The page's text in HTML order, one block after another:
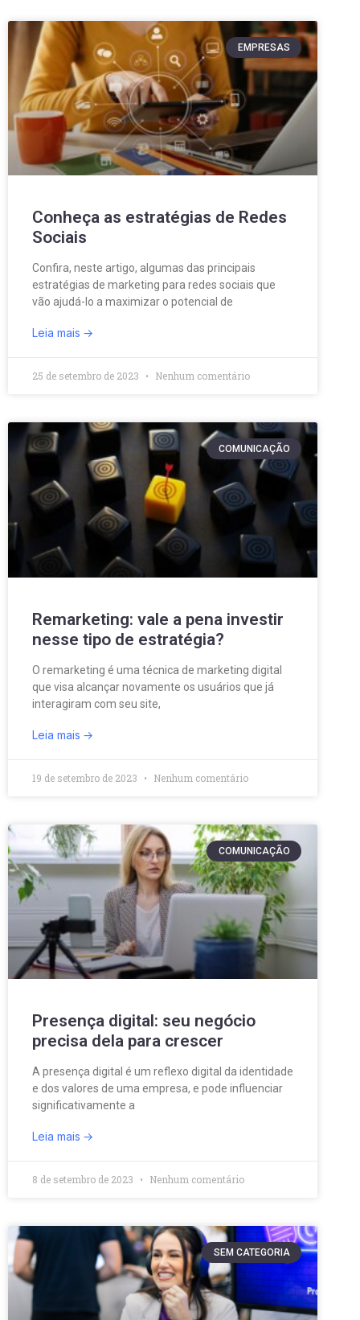
EMPRESAS
Conheça as estratégias de Redes
Sociais
Confira, neste artigo, algumas das principais
estratégias de marketing para redes sociais que
vão ajudá-lo a maximizar o potencial de
Leia mais
25 de setembro de 2023 Nenhum comentário
COMUNICAÇÃO
Remarketing: vale a pena investir
nesse tipo de estratégia?
O remarketing é uma técnica de marketing digital
que visa alcançar novamente os usuários que já
interagiram com seu site,
Leia mais
19 de setembro de 2023 Nenhum comentário
COMUNICAÇÃO
Presença digital: seu negócio
precisa dela para crescer
A presença digital é um reflexo digital da identidade
e dos valores de uma empresa, e pode influenciar
significativamente a
Leia mais
8 de setembro de 2023 Nenhum comentário
SEM CATEGORIA